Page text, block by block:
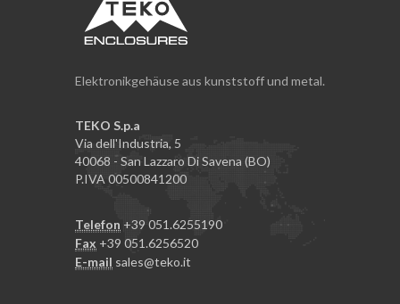
Elektronikgehäuse aus kunststoff und metal.
TEKO S.p.a
Via dell'Industria, 5
40068 - San Lazzaro Di Savena (BO)
P.IVA 00500841200
Telefon +39 051.6255190
Fax +39 051.6256520
E-mail sales@teko.it